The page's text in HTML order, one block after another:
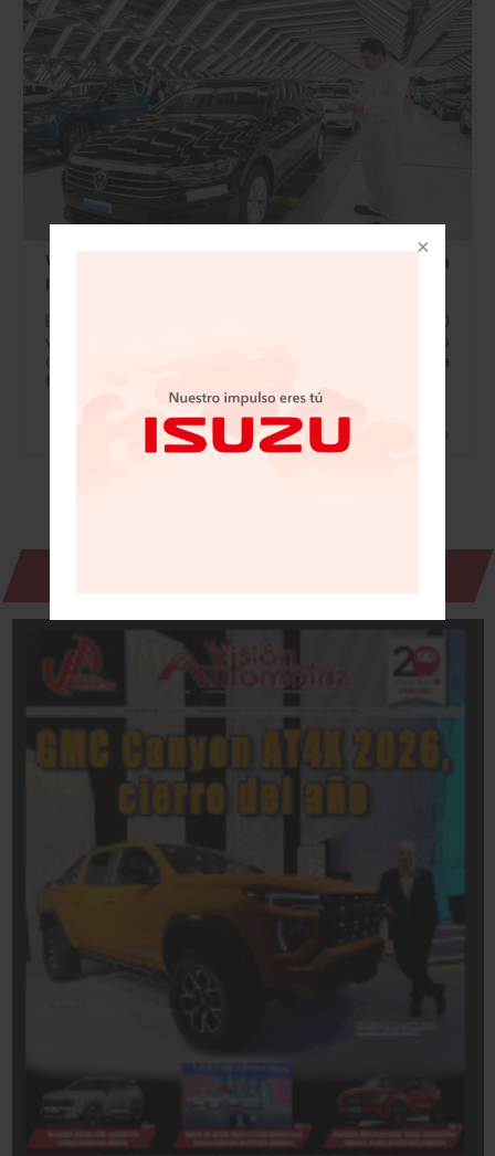
VW entrega menos vehículos, pero gana
participaciones de mercado
En febrero, la marca Volkswagen entregó 398,100
vehículos en todo el mundo, 2.2% menos que en febrero
de 2018. En un mercado general que está viendo una
fuerte contracción, Volkswagen…
Leer más »